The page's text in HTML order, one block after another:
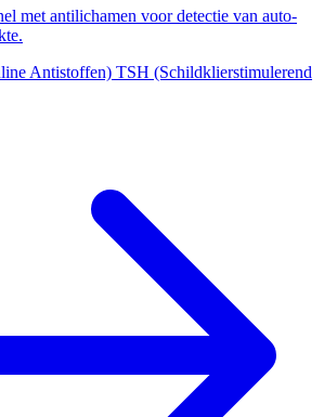
met antilichamen voor detectie van auto-
Antistoffen) TSH (Schildklierstimulerend